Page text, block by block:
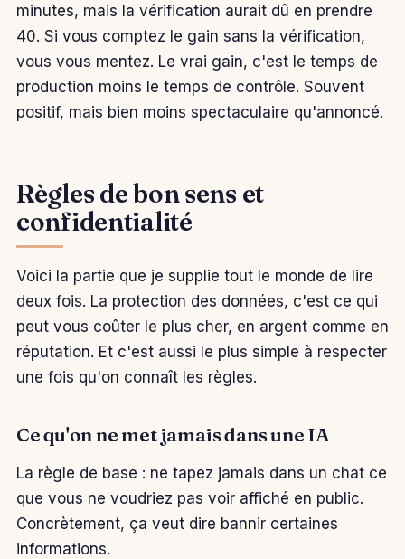
minutes, mais la vérification aurait dû en prendre
40. Si vous comptez le gain sans la vérification,
vous vous mentez. Le vrai gain, c'est le temps de
production moins le temps de contrôle. Souvent
positif, mais bien moins spectaculaire qu'annoncé.
Règles de bon sens et
confidentialité
Voici la partie que je supplie tout le monde de lire
deux fois. La protection des données, c'est ce qui
peut vous coûter le plus cher, en argent comme en
réputation. Et c'est aussi le plus simple à respecter
une fois qu'on connaît les règles.
Ce qu'on ne met jamais dans une IA
La règle de base : ne tapez jamais dans un chat ce
que vous ne voudriez pas voir affiché en public.
Concrètement, ça veut dire bannir certaines
informations.